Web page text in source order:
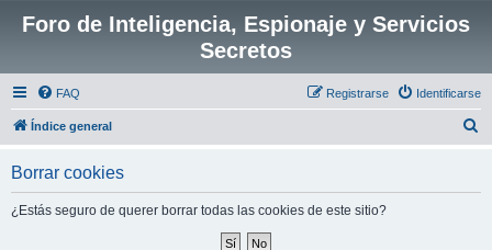
Foro de Inteligencia, Espionaje y Servicios
Secretos
FAQ Identificarse
Registrarse
Índice general
Borrar cookies
¿Estás seguro de querer borrar todas las cookies de este sitio?